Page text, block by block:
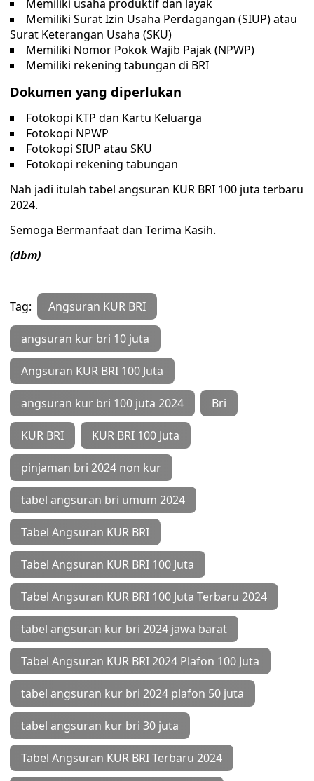
Memiliki usaha produktif dan layak
Memiliki Surat Izin Usaha Perdagangan (SIUP) atau
Surat Keterangan Usaha (SKU)
Memiliki Nomor Pokok Wajib Pajak (NPWP)
Memiliki rekening tabungan di BRI
Dokumen yang diperlukan
Fotokopi KTP dan Kartu Keluarga
Fotokopi NPWP
Fotokopi SIUP atau SKU
Fotokopi rekening tabungan
Nah jadi itulah tabel angsuran KUR BRI 100 juta terbaru
2024.
Semoga Bermanfaat dan Terima Kasih.
(dbm)
Tag: Angsuran KUR BRI
angsuran kur bri 10 juta
Angsuran KUR BRI 100 Juta
angsuran kur bri 100 juta 2024 Bri
KUR BRI KUR BRI 100 Juta
pinjaman bri 2024 non kur
tabel angsuran bri umum 2024
Tabel Angsuran KUR BRI
Tabel Angsuran KUR BRI 100 Juta
Tabel Angsuran KUR BRI 100 Juta Terbaru 2024
tabel angsuran kur bri 2024 jawa barat
Tabel Angsuran KUR BRI 2024 Plafon 100 Juta
tabel angsuran kur bri 2024 plafon 50 juta
tabel angsuran kur bri 30 juta
Tabel Angsuran KUR BRI Terbaru 2024